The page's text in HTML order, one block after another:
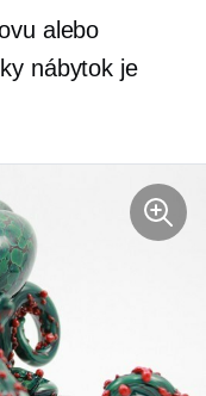
alebo
nábytok je